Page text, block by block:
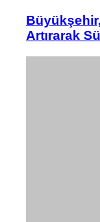
Büyükşehir,
Artırarak